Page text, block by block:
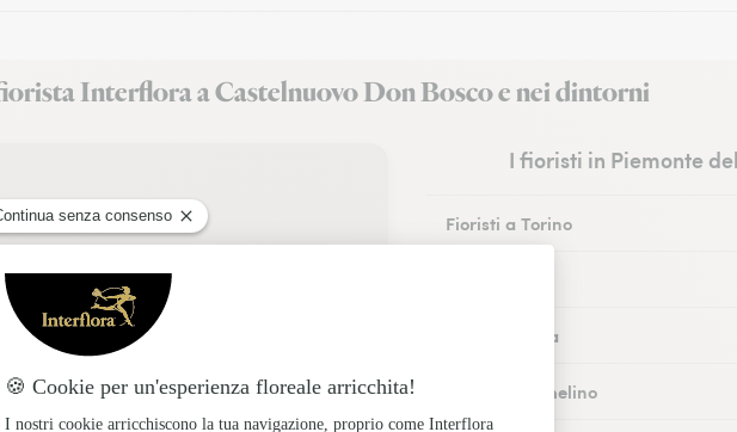
Interflora a Castelnuovo Don Bosco e nei dintorni
I fioristi in Piemonte
Fioristi a Torino
Fioristi a Alba
Fioristi a Nichelino